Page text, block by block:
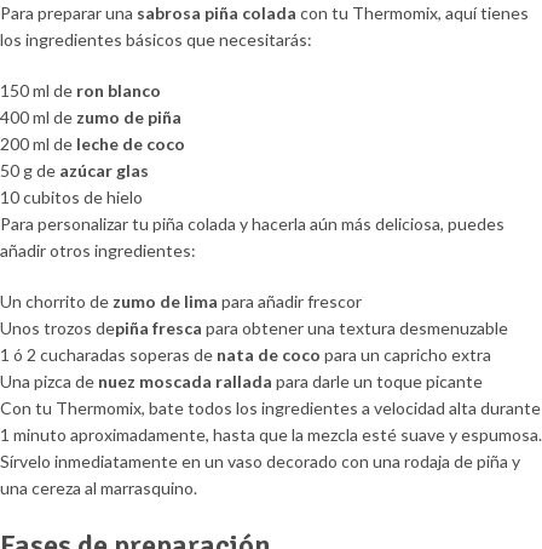
Para preparar una sabrosa piña colada con tu Thermomix, aquí tienes
los ingredientes básicos que necesitarás:
150 ml de ron blanco
400 ml de zumo de piña
200 ml de leche de coco
50 g de azúcar glas
10 cubitos de hielo
Para personalizar tu piña colada y hacerla aún más deliciosa, puedes
añadir otros ingredientes:
Un chorrito de zumo de lima para añadir frescor
Unos trozos depiña fresca para obtener una textura desmenuzable
1 ó 2 cucharadas soperas de nata de coco para un capricho extra
Una pizca de nuez moscada rallada para darle un toque picante
Con tu Thermomix, bate todos los ingredientes a velocidad alta durante
1 minuto aproximadamente, hasta que la mezcla esté suave y espumosa.
Sírvelo inmediatamente en un vaso decorado con una rodaja de piña y
una cereza al marrasquino.